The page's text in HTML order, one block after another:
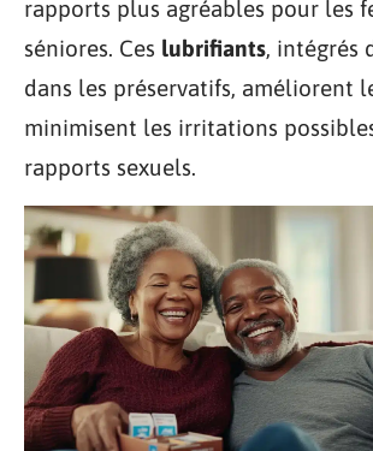
rapports plus agréables pour les
séniores. Ces lubrifiants, intégrés
dans les préservatifs, améliorent
minimisent les irritations
rapports sexuels.